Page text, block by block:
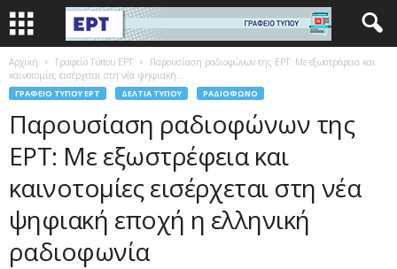
Αρχική Γραφείο Τύπου ΕΡΤ
Παρουσίαση ραδιοφώνων της ΕΡΤ: Με εξωστρέφεια και
καινοτομίες εισέρχεται στη νέα ψηφιακή...
ΓΡΑΦΕΊΟ ΤΎΠΟΥ ΕΡΤ ΔΕΛΤΊΑ ΤΎΠΟΥ ΡΑΔΙΌΦΩΝΟ
Παρουσίαση ραδιοφώνων της
ΕΡΤ: Με εξωστρέφεια και
καινοτομίες εισέρχεται στη νέα
ψηφιακή εποχή η ελληνική
ραδιοφωνία